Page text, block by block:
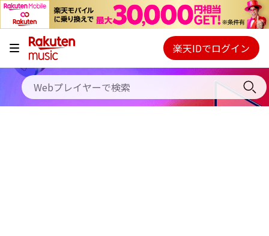
キャンペーン
料金プラン
使い方
Webプレイヤー
ご契約内容の確認・変更
楽天IDでログイン